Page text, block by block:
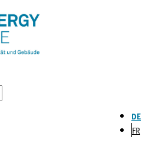
DE
FR